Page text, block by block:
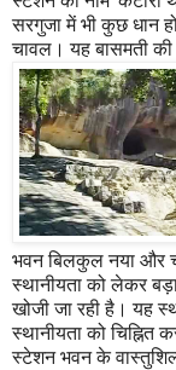
सरगुजा में भी कुछ धान
चावल। यह बासमती
भवन बिलकुल नया और
स्थानीयता को लेकर
खोजी जा रही है। यह
स्थानीयता को चिह्नित
स्टेशन भवन के